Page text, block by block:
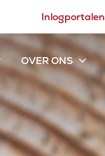
Inlogportalen
OVER ONS